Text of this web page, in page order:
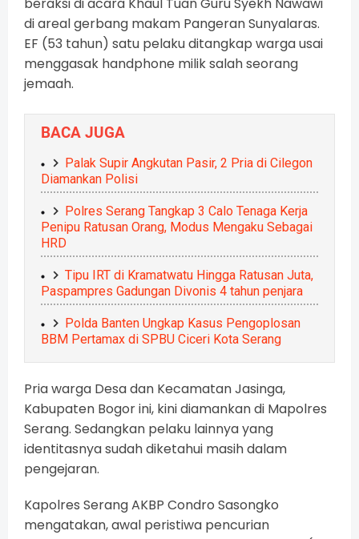
beraksi di acara Khaul Tuan Guru Syekh Nawawi
di areal gerbang makam Pangeran Sunyalaras.
EF (53 tahun) satu pelaku ditangkap warga usai
menggasak handphone milik salah seorang
jemaah.
BACA JUGA
Palak Supir Angkutan Pasir, 2 Pria di Cilegon
Diamankan Polisi
Polres Serang Tangkap 3 Calo Tenaga Kerja
Penipu Ratusan Orang, Modus Mengaku Sebagai
HRD
Tipu IRT di Kramatwatu Hingga Ratusan Juta,
Paspampres Gadungan Divonis 4 tahun penjara
Polda Banten Ungkap Kasus Pengoplosan
BBM Pertamax di SPBU Ciceri Kota Serang
Pria warga Desa dan Kecamatan Jasinga,
Kabupaten Bogor ini, kini diamankan di Mapolres
Serang. Sedangkan pelaku lainnya yang
identitasnya sudah diketahui masih dalam
pengejaran.
Kapolres Serang AKBP Condro Sasongko
mengatakan, awal peristiwa pencurian